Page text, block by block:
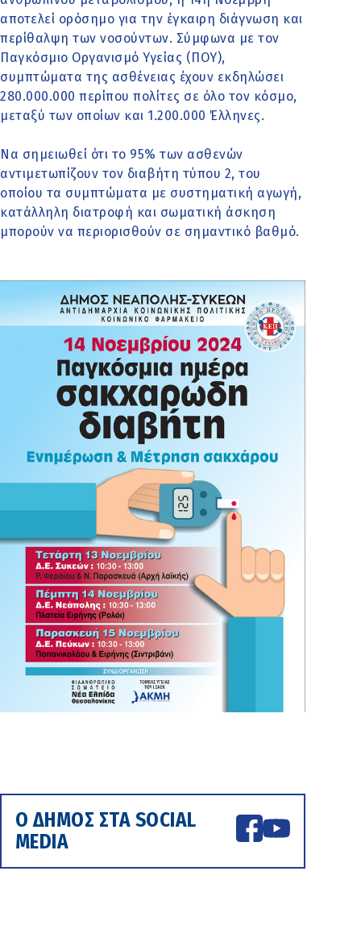
αποτελεί ορόσημο για την έγκαιρη διάγνωση και
περίθαλψη των νοσούντων. Σύμφωνα με τον
Παγκόσμιο Οργανισμό Υγείας (ΠΟΥ),
συμπτώματα της ασθένειας έχουν εκδηλώσει
280.000.000 περίπου πολίτες σε όλο τον κόσμο,
μεταξύ των οποίων και 1.200.000 Έλληνες.
Να σημειωθεί ότι το 95% των ασθενών
αντιμετωπίζουν τον διαβήτη τύπου 2, του
οποίου τα συμπτώματα με συστηματική αγωγή,
κατάλληλη διατροφή και σωματική άσκηση
μπορούν να περιορισθούν σε σημαντικό βαθμό.
Ο ΔΗΜΟΣ ΣΤΑ SOCIAL
MEDIA